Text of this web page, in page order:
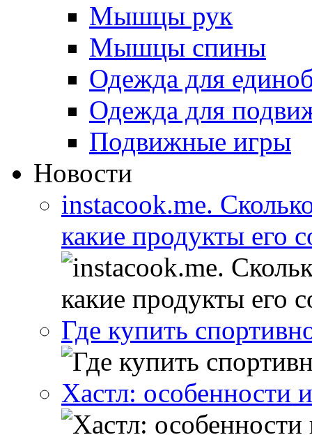
Мышцы рук
Мышцы спины
Одежда для
Одежда для
Подвижные игры
Новости
instacook.me.
какие продукты его
Где купить
Хастл: особенности